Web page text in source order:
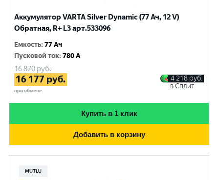
Аккумулятор VARTA Silver Dynamic (77 Ач, 12 V)
Обратная, R+ L3 арт.533096
Емкость:77 Ач
Пусковой ток:780 A
16 870руб.
16 177 руб.
при обмене
4 218 руб.
в Сплит
Купить в 1 клик
Добавить в корзину
MUTLU